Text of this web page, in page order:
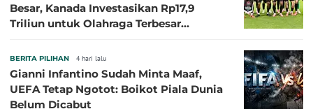
Besar, Kanada Investasikan Rp17,9
Triliun untuk Olahraga Terbesar
BERITA PILIHAN 4 hari lalu
Gianni Infantino Sudah Minta Maaf,
UEFA Tetap Ngotot: Boikot Piala Dunia
Belum Dicabut